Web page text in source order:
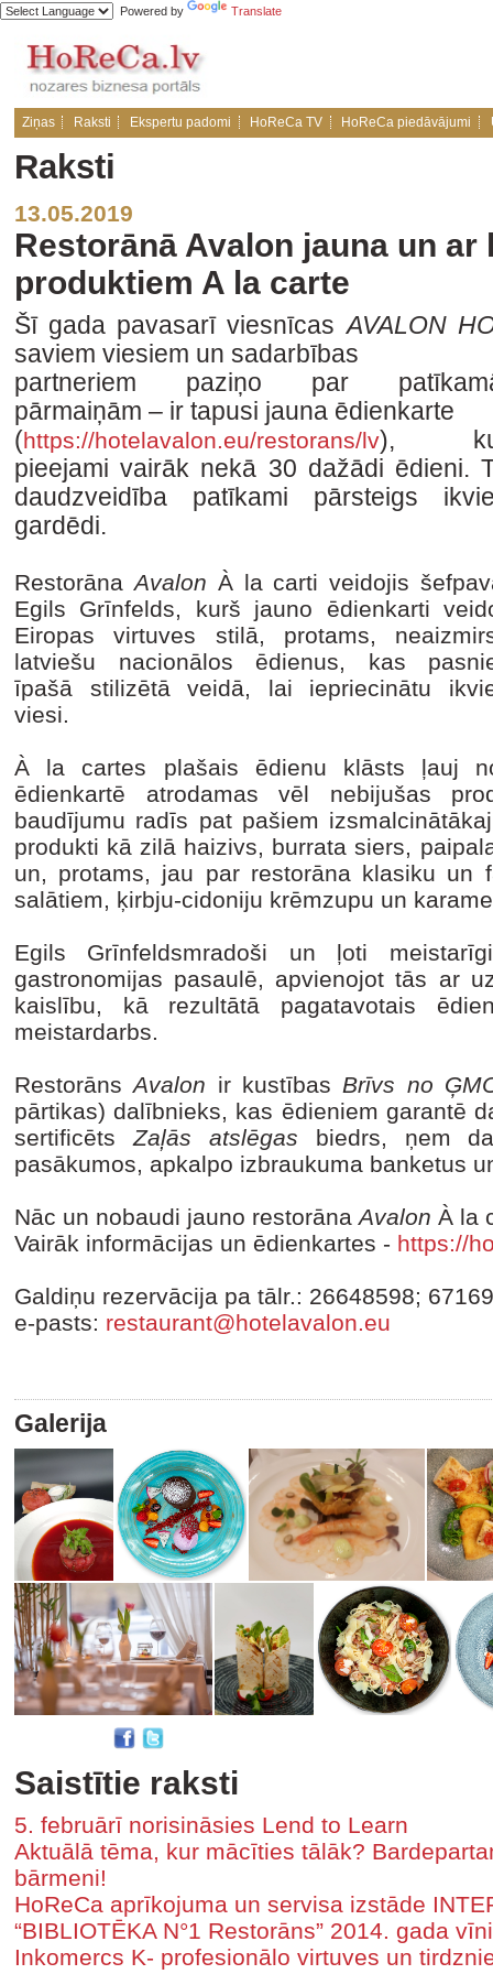
Powered by Translate
Ziņas Raksti Ekspertu padomi HoReCa TV HoReCa piedāvājumi
Raksti
13.05.2019
Restorānā Avalon jauna un
produktiem A la carte
Šī gada pavasarī viesnīcasAVALON
saviem viesiem un sadarbības
partneriem paziņo par
pārmaiņām – ir tapusi jauna ēdienkarte
(https://hotelavalon.eu/restorans/lv),
pieejami vairāk nekā 30 dažādi ēdieni.
daudzveidība patīkami pārsteigs
gardēdi.
Restorāna Avalon À la carti veidojis
Egils Grīnfelds, kurš jauno ēdienkarti
Eiropas virtuves stilā, protams,
latviešu nacionālos ēdienus, kas
īpašā stilizētā veidā, lai iepriecinātu
viesi.
À la cartes plašais ēdienu klāsts ļauj
ēdienkartē atrodamas vēl nebijušas
baudījumu radīs pat pašiem
produkti kā zilā haizivs, burrata siers,
un, protams, jau par restorāna klasiku un
salātiem, ķirbju-cidoniju krēmzupu un
Egils Grīnfeldsmradoši un ļoti
gastronomijas pasaulē, apvienojot tās ar
kaislību, kā rezultātā pagatavotais
meistardarbs.
RestorānsAvalon ir kustības Brīvs no
pārtikas) dalībnieks, kas ēdieniem garantē
sertificēts Zaļās atslēgas biedrs, ņem
pasākumos, apkalpo izbraukuma banketus
Nāc un nobaudi jauno restorānaAvalon À la
Vairāk informācijas un ēdienkartes - https://
Galdiņu rezervācija pa tālr.: 26648598;
e-pasts: restaurant@hotelavalon.eu
Galerija
Saistītie raksti
5. februārī norisināsies Lend to Learn
Aktuālā tēma, kur mācīties tālāk?
bārmeni!
HoReCa aprīkojuma un servisa izstāde
“BIBLIOTĒKA N°1 Restorāns” 2014. gada vīni
Inkomercs K- profesionālo virtuves un